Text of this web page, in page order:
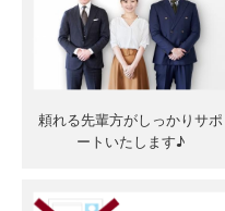
頼れる先輩方がしっかりサポ
ートいたします♪